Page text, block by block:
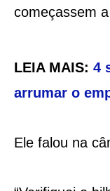
começassem
LEIA MAIS: 4
arrumar o
Ele falou na